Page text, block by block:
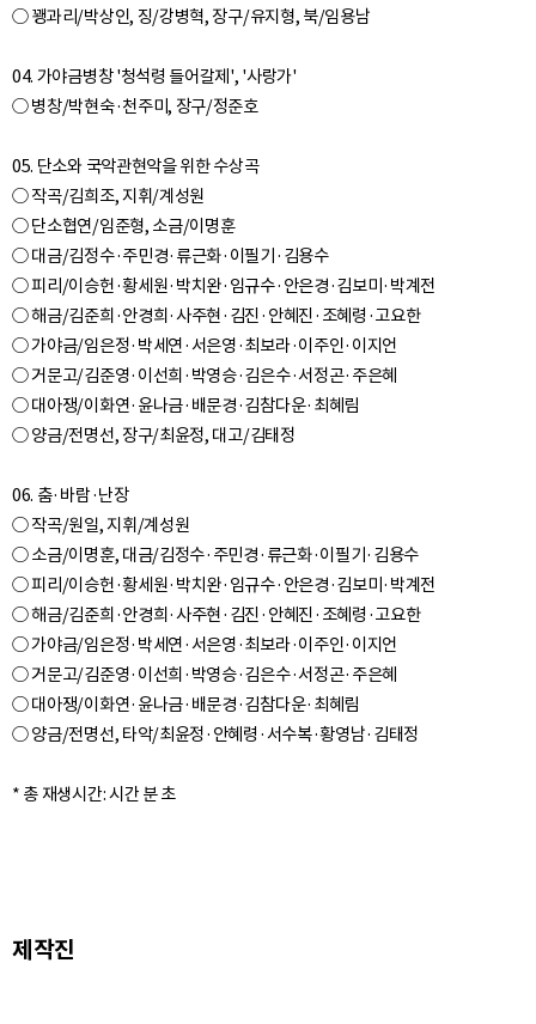
○ 꽹과리/박상인, 징/강병혁, 장구/유지형, 북/임용남
04. 가야금병창 '청석령 들어갈제', '사랑가'
○ 병창/박현숙·천주미, 장구/정준호
05. 단소와 국악관현악을 위한 수상곡
○ 작곡/김희조, 지휘/계성원
○ 단소협연/임준형, 소금/이명훈
○ 대금/김정수·주민경·류근화·이필기·김용수
○ 피리/이승헌·황세원·박치완·임규수·안은경·김보미·박계전
○ 해금/김준희·안경희·사주현·김진·안혜진·조혜령·고요한
○ 가야금/임은정·박세연·서은영·최보라·이주인·이지언
○ 거문고/김준영·이선희·박영승·김은수·서정곤·주은혜
○ 대아쟁/이화연·윤나금·배문경·김참다운·최혜림
○ 양금/전명선, 장구/최윤정, 대고/김태정
06. 춤·바람·난장
○ 작곡/원일, 지휘/계성원
○ 소금/이명훈, 대금/김정수·주민경·류근화·이필기·김용수
○ 피리/이승헌·황세원·박치완·임규수·안은경·김보미·박계전
○ 해금/김준희·안경희·사주현·김진·안혜진·조혜령·고요한
○ 가야금/임은정·박세연·서은영·최보라·이주인·이지언
○ 거문고/김준영·이선희·박영승·김은수·서정곤·주은혜
○ 대아쟁/이화연·윤나금·배문경·김참다운·최혜림
○ 양금/전명선, 타악/최윤정·안혜령·서수복·황영남·김태정
제작진